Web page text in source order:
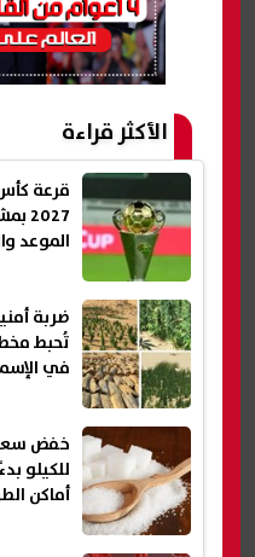
الأكثر قراءة
الموعد
تُحبط
في
للكيلو
أماكن